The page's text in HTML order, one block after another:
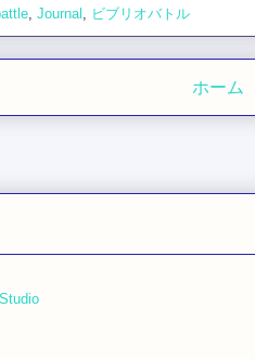
Journal ビブリオバトル
ホーム